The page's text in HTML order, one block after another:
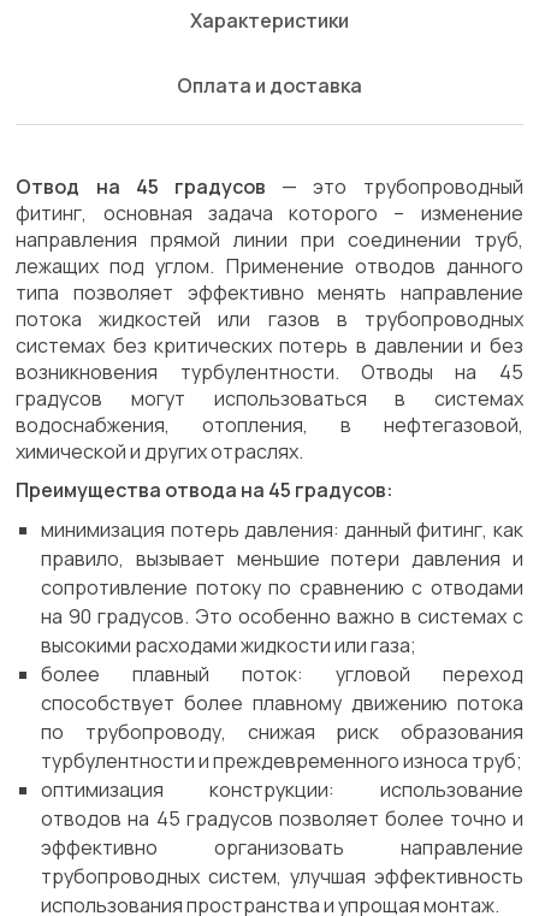
Характеристики
Оплата и доставка
Отвод на 45 градусов — это трубопроводный
фитинг, основная задача которого – изменение
направления прямой линии при соединении труб,
лежащих под углом. Применение отводов данного
типа позволяет эффективно менять направление
потока жидкостей или газов в трубопроводных
системах без критических потерь в давлении и без
возникновения турбулентности. Отводы на 45
градусов могут использоваться в системах
водоснабжения, отопления, в нефтегазовой,
химической и других отраслях.
Преимущества отвода на 45 градусов:
минимизация потерь давления: данный фитинг, как
правило, вызывает меньшие потери давления и
сопротивление потоку по сравнению с отводами
на 90 градусов. Это особенно важно в системах с
высокими расходами жидкости или газа;
более плавный поток: угловой переход
способствует более плавному движению потока
по трубопроводу, снижая риск образования
турбулентности и преждевременного износа труб;
оптимизация конструкции: использование
отводов на 45 градусов позволяет более точно и
эффективно организовать направление
трубопроводных систем, улучшая эффективность
использования пространства и упрощая монтаж.